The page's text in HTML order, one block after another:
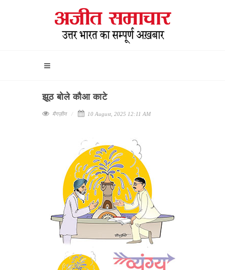
झूठ बोले कौआ काटे
मैगज़ीन 10 August, 2025 12:11 AM